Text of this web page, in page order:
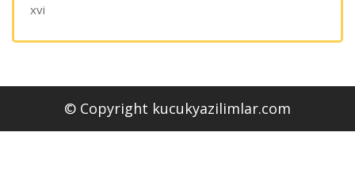
xvi
© Copyright kucukyazilimlar.com